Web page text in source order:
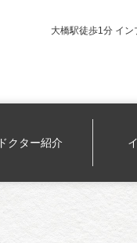
大橋駅徒歩1分 イ
ドクター紹介